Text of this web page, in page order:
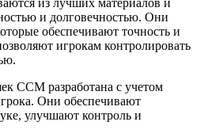
и долговечностью. Они
обеспечивают точность и
игрокам контролировать
CCM разработана с учетом
Они обеспечивают
улучшают контроль и